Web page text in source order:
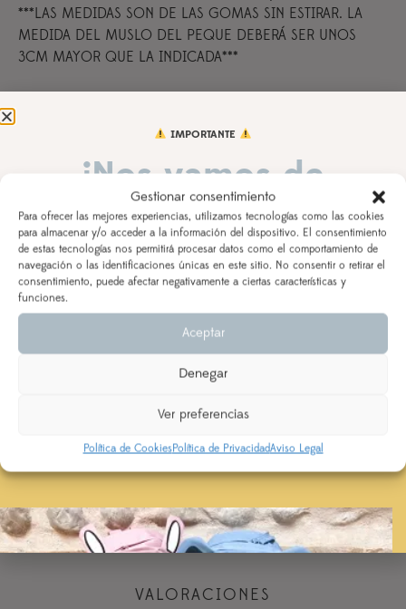
Gestionar consentimiento
Para ofrecer las mejores experiencias, utilizamos tecnologías como las cookies
para almacenar y/o acceder a la información del dispositivo. El consentimiento
de estas tecnologías nos permitirá procesar datos como el comportamiento de
navegación o las identificaciones únicas en este sitio. No consentir o retirar el
consentimiento, puede afectar negativamente a ciertas características y
funciones.
Aceptar
Denegar
Ver preferencias
Política de CookiesPolítica de PrivacidadAviso Legal
***LAS MEDIDAS SON DE LAS GOMAS SIN ESTIRAR. LA
MEDIDA DEL MUSLO DEL PEQUE DEBERÁ SER UNOS
3CM MAYOR QUE LA INDICADA***
Tela principal
Tela secundaria
AÑADIR AL CARRITO
VALORACIONES
IMPORTANTE
¡Nos vamos de
vacaciones!
DEL 3 AL 21 DE AGOSTO
Los pedidos realizados a partir del 28 de julio
saldrán,
según orden de entrada y tiempo de procesamiento
(indicado en la descripción del producto), a partir del
24 de agosto.
Se priorizarán aquellos realizados con ENVÍO